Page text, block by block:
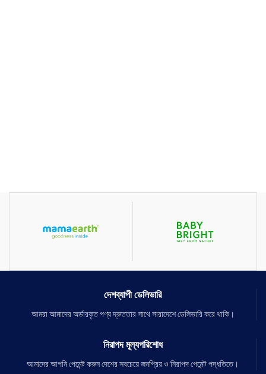
দেশব্যাপী ডেলিভারি
আমরা আমাদের অর্ডারকৃত পণ্য দ্রুততার সাথে সারাদেশে ডেলিভারি করে থাকি।
নিরাপদ মূল্যপরিশোধ
আমাদের আপনি পেমেন্ট করুন দেশের সবচেয়ে জনপ্রিয় ও নিরাপদ পেমেন্ট পদ্ধতিতে।